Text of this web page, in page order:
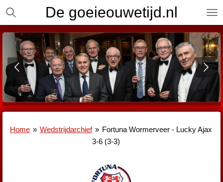
Ga
naar
hoofdinhoud
De goeieouwetijd.nl
Home » Wedstrijdarchief » Fortuna Wormerveer - Lucky Ajax
3-6 (3-3)